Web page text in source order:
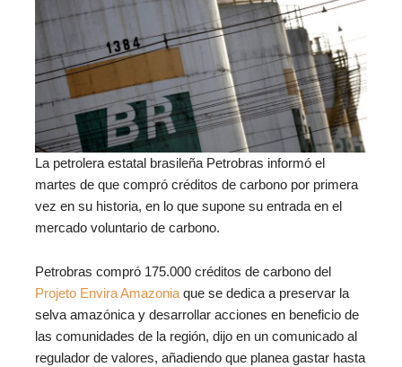
La petrolera estatal brasileña Petrobras informó el
martes de que compró créditos de carbono por primera
vez en su historia, en lo que supone su entrada en el
mercado voluntario de carbono.
Petrobras compró 175.000 créditos de carbono del
Projeto Envira Amazoniaque se dedica a preservar la
selva amazónica y desarrollar acciones en beneficio de
las comunidades de la región, dijo en un comunicado al
regulador de valores, añadiendo que planea gastar hasta